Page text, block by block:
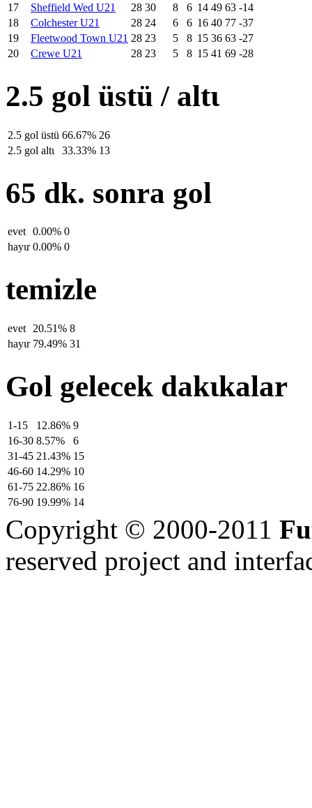
17
Sheffield Wed U21 28 30 8 6 14 49 63 -14
18
Colchester U21 28 24 6 6 16 40 77 -37
19
Fleetwood Town U21 28 23 5 8 15 36 63 -27
20
Crewe U21 28 23 5 8 15 41 69 -28
2.5 gol üstü / altι
2.5 gol üstü 66.67% 26
2.5 gol altι
33.33% 13
65 dk. sonra gol
evet 0.00% 0
hayιr 0.00% 0
temizle
evet 20.51% 8
hayιr 79.49% 31
Gol gelecek dakιkalar
1-15 12.86% 9
16-30 8.57%
6
31-45 21.43% 15
46-60 14.29% 10
61-75 22.86% 16
76-90 19.99% 14
Copyright © 2000-2011
reserved project and